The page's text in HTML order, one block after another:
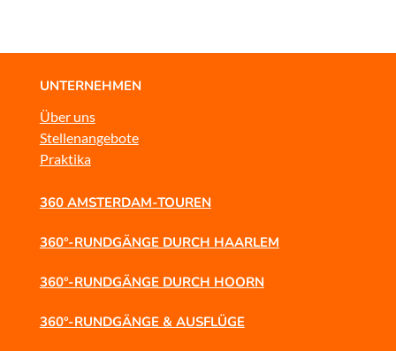
UNTERNEHMEN
Über uns
Stellenangebote
Praktika
360 AMSTERDAM-TOUREN
360°-RUNDGÄNGE DURCH HAARLEM
360°-RUNDGÄNGE DURCH HOORN
360°-RUNDGÄNGE & AUSFLÜGE